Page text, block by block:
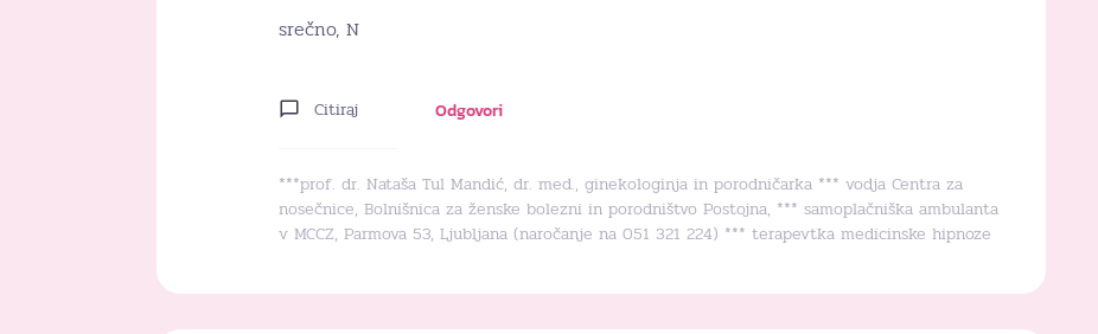
srečno, N
Citiraj Odgovori
***prof. dr. Nataša Tul Mandić, dr. med., ginekologinja in porodničarka *** vodja Centra za
nosečnice, Bolnišnica za ženske bolezni in porodništvo Postojna, *** samoplačniška ambulanta
v MCCZ, Parmova 53, Ljubljana (naročanje na 051 321 224) *** terapevtka medicinske hipnoze